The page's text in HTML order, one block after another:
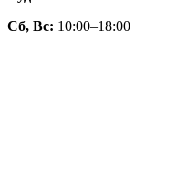
Сб, Вс: 10:00–18:00